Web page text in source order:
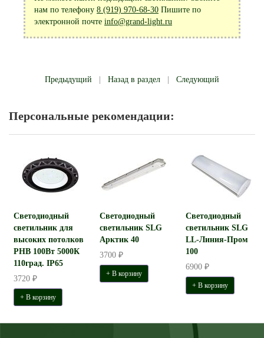
нам по телефону 8 (919) 970-68-30 Пишите по
электронной почте info@grand-light.ru
Предыдущий Назад в раздел Следующий
Персональные рекомендации:
Светодиодный
светильник для
высоких потолков
PHB 100Вт 5000К
110град. IP65
3720 ₽
+ В корзину
Светодиодный
светильник SLG
Арктик 40
3700 ₽
+ В корзину
Светодиодный
светильник SLG
LL-Линия-Пром
100
6900 ₽
+ В корзину